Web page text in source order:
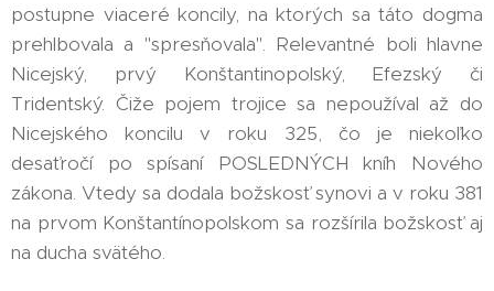
postupne viaceré koncily, na ktorých sa táto dogma
prehlbovala a "spresňovala". Relevantné boli hlavne
Nicejský, prvý Konštantinopolský, Efezský či
Tridentský. Čiže pojem trojice sa nepoužíval až do
Nicejského koncilu v roku 325, čo je niekoľko
desaťročí po spísaní POSLEDNÝCH kníh Nového
zákona. Vtedy sa dodala božskosť synovi a v roku 381
na prvom Konštantínopolskom sa rozšírila božskosť aj
na ducha svätého.